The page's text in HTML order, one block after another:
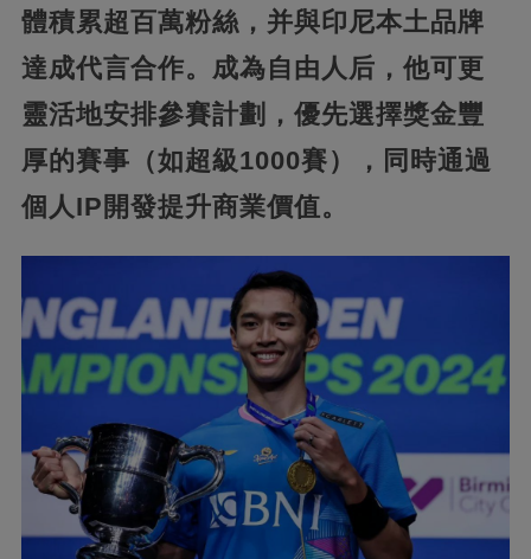
體積累超百萬粉絲，并與印尼本土品牌
達成代言合作。成為自由人后，他可更
靈活地安排參賽計劃，優先選擇獎金豐
厚的賽事（如超級1000賽），同時通過
個人IP開發提升商業價值。